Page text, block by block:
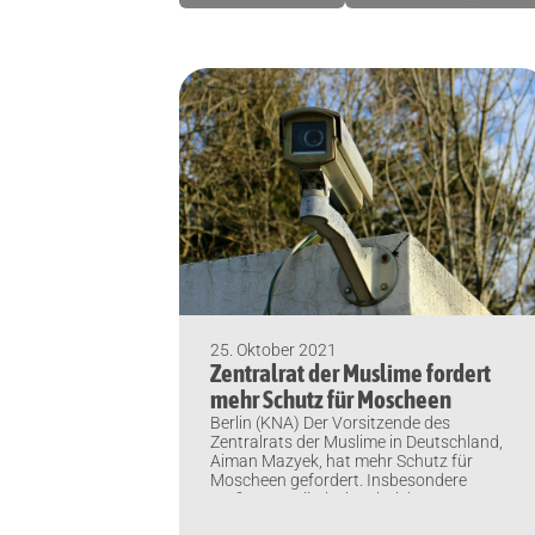
25. Oktober 2021
Zentralrat der Muslime fordert
mehr Schutz für Moscheen
Berlin (KNA) Der Vorsitzende des
Zentralrats der Muslime in Deutschland,
Aiman Mazyek, hat mehr Schutz für
Moscheen gefordert. Insbesondere
größere muslimische Einrichtungen